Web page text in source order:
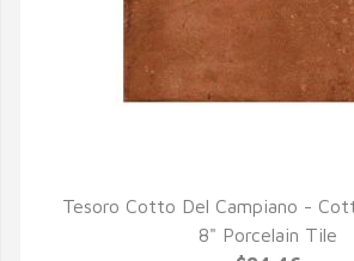
QUICK VIEW
Tesoro Cotto Del Campiano -
8" Porcelain Tile